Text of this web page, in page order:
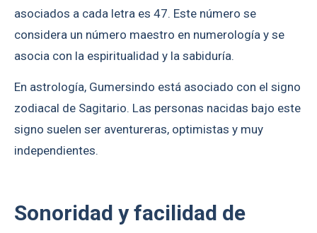
asociados a cada letra es 47. Este número se
considera un número maestro en numerología y se
asocia con la espiritualidad y la sabiduría.
En astrología, Gumersindo está asociado con el signo
zodiacal de Sagitario. Las personas nacidas bajo este
signo suelen ser aventureras, optimistas y muy
independientes.
Sonoridad y facilidad de